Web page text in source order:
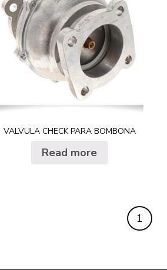
VALVULA CHECK PARA BOMBONA
Read more
1